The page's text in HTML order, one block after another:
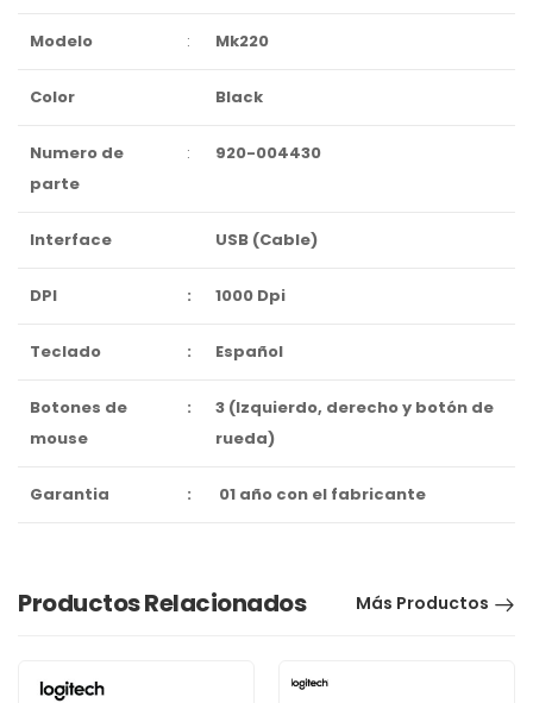
Modelo : Mk220
Color Black
Numero de
parte
: 920-004430
Interface USB (Cable)
DPI : 1000 Dpi
Teclado : Español
Botones de
mouse
:
3 (Izquierdo, derecho y botón de
rueda)
Garantia : 01 año con el fabricante
Productos Relacionados Más Productos